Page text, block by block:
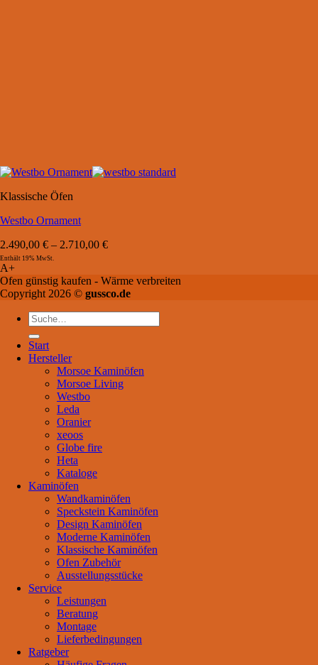
Klassische Öfen
Westbo Ornament
2.490,00 € – 2.710,00 €
Enthält 19% MwSt.
A+
Ofen günstig kaufen - Wärme verbreiten
Copyright 2026 © gussco.de
Suche
nach:
Start
Hersteller
Morsoe Kaminöfen
Morsoe Living
Westbo
Leda
Oranier
xeoos
Globe fire
Heta
Kataloge
Kaminöfen
Wandkaminöfen
Speckstein Kaminöfen
Design Kaminöfen
Moderne Kaminöfen
Klassische Kaminöfen
Ofen Zubehör
Ausstellungsstücke
Service
Leistungen
Beratung
Montage
Lieferbedingungen
Ratgeber